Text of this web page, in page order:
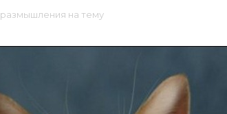
размышления на тему